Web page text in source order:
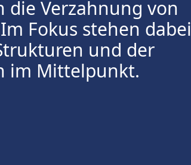
Verzahnung von
Fokus stehen dabei
und der
im Mittelpunkt.